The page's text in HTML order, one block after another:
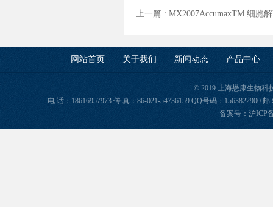
上一篇 : MX2007AccumaxTM 细胞
网站首页 关于我们 新闻动态 产品中心
© 2019 上海懋康生物科
电 话：18616957973 传 真：86-021-54736159 QQ号码：1563822900
备案号： 沪ICP